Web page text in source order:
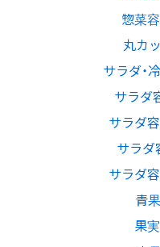
惣菜容
丸カ
サラダ・
サラダ
サラダ容
サラダ
サラダ容
青
果